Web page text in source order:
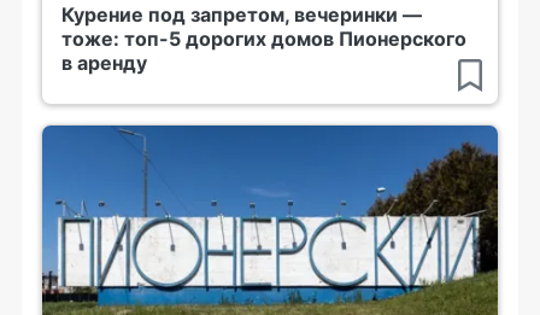
Курение под запретом, вечеринки —
тоже: топ-5 дорогих домов Пионерского
в аренду